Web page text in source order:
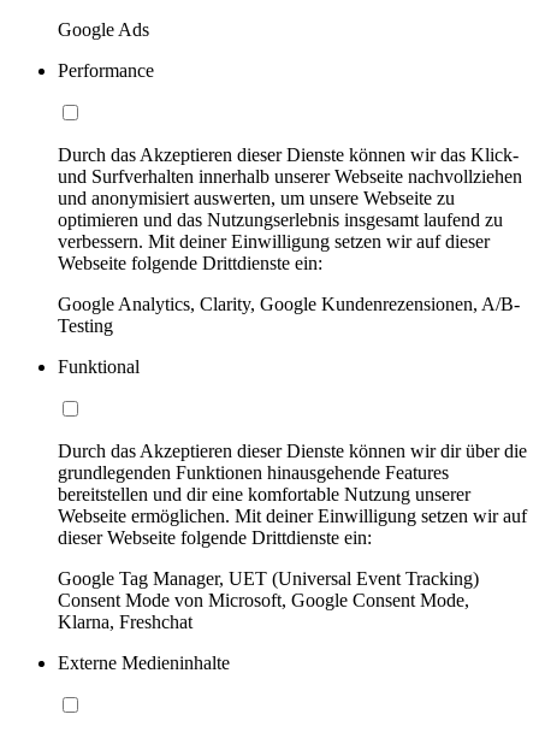
Google Ads
Performance
Durch das Akzeptieren dieser Dienste können wir das Klick-
und Surfverhalten innerhalb unserer Webseite nachvollziehen
und anonymisiert auswerten, um unsere Webseite zu
optimieren und das Nutzungserlebnis insgesamt laufend zu
verbessern. Mit deiner Einwilligung setzen wir auf dieser
Webseite folgende Drittdienste ein:
Google Analytics, Clarity, Google Kundenrezensionen, A/B-
Testing
Funktional
Durch das Akzeptieren dieser Dienste können wir dir über die
grundlegenden Funktionen hinausgehende Features
bereitstellen und dir eine komfortable Nutzung unserer
Webseite ermöglichen. Mit deiner Einwilligung setzen wir auf
dieser Webseite folgende Drittdienste ein:
Google Tag Manager, UET (Universal Event Tracking)
Consent Mode von Microsoft, Google Consent Mode,
Klarna, Freshchat
Externe Medieninhalte